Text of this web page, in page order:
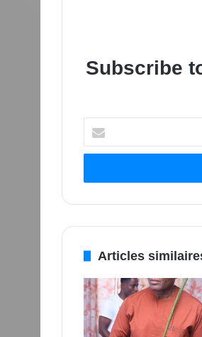
Subscribe
votre
adresse
Articles